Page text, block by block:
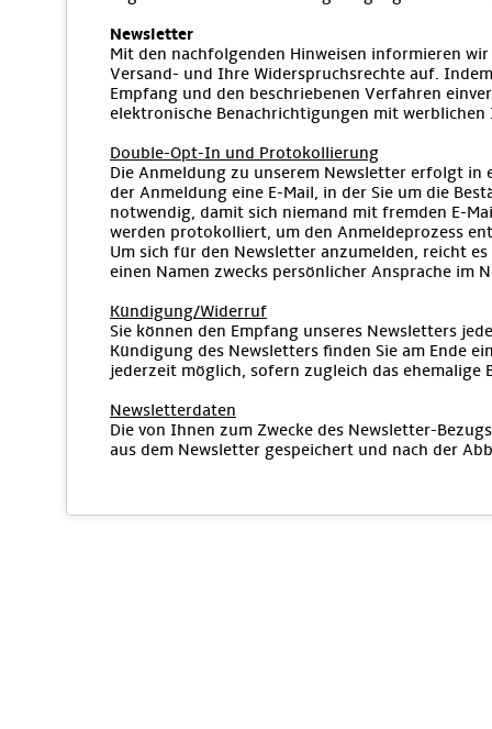
Newsletter
Mit den nachfolgenden Hinweisen informieren
Versand- und Ihre Widerspruchsrechte auf.
Empfang und den beschriebenen Verfahren
elektronische Benachrichtigungen mit
Double-Opt-In und Protokollierung
Die Anmeldung zu unserem Newsletter erfolgt
der Anmeldung eine E-Mail, in der Sie um die
notwendig, damit sich niemand mit fremden E-
werden protokolliert, um den Anmeldeprozess
Um sich für den Newsletter anzumelden, reicht
einen Namen zwecks persönlicher Ansprache im
Kündigung/Widerruf
Sie können den Empfang unseres Newsletters
Kündigung des Newsletters finden Sie am Ende
jederzeit möglich, sofern zugleich das
Newsletterdaten
Die von Ihnen zum Zwecke des Newsletter-
aus dem Newsletter gespeichert und nach der